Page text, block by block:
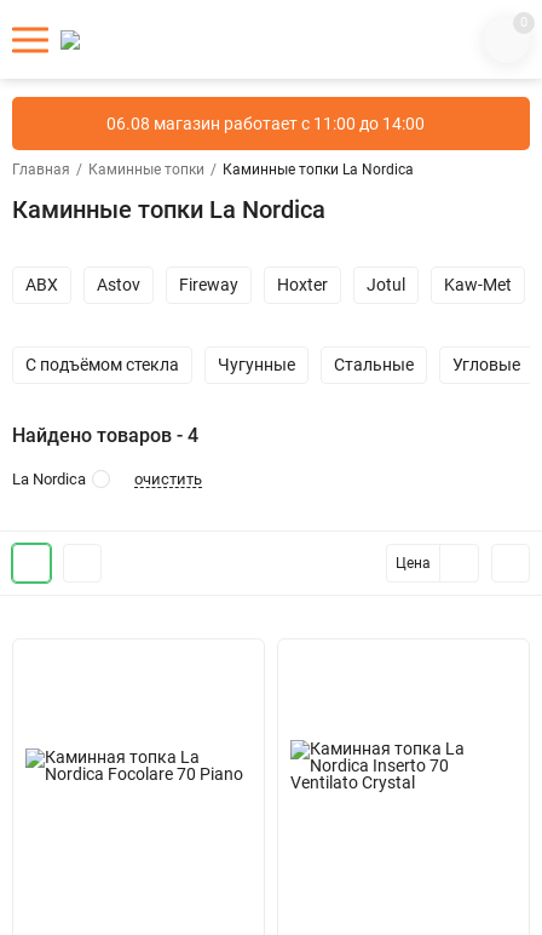
0
06.08 магазин работает с 11:00 до 14:00
Главная / Каминные топки / Каминные топки La Nordica
Каминные топки La Nordica
ABX Astov Fireway Hoxter Jotul Kaw-Met
С подъёмом стекла Чугунные Стальные Угловые
Найдено товаров - 4
La Nordica очистить
Цена